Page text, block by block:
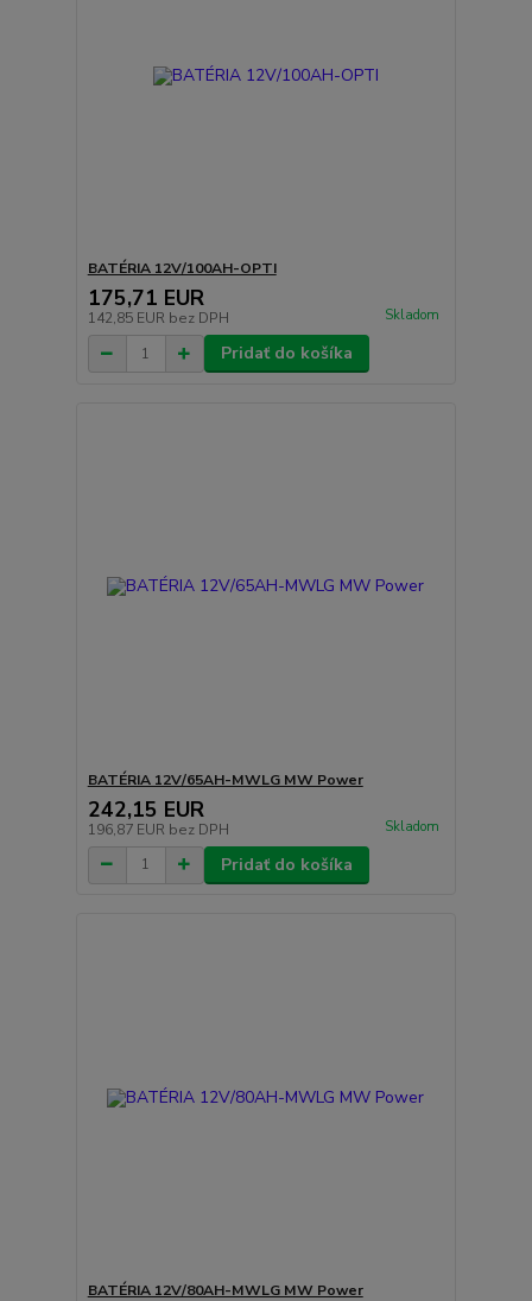
BATÉRIA 12V/100AH-OPTI
175,71 EUR
142,85 EUR bez DPH Skladom
Pridať do košíka
BATÉRIA 12V/65AH-MWLG MW Power
242,15 EUR
196,87 EUR bez DPH Skladom
Pridať do košíka
BATÉRIA 12V/80AH-MWLG MW Power